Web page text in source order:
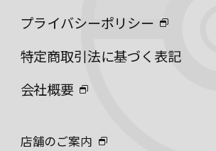
プライバシーポリシー
特定商取引法に基づく表記
会社概要
店舗のご案内